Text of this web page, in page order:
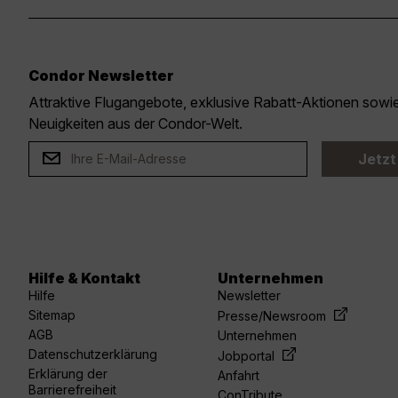
Condor Newsletter
Attraktive Flugangebote, exklusive Rabatt-Aktionen
Neuigkeiten aus der Condor-Welt.
Jetzt
Hilfe & Kontakt
Hilfe
Sitemap
AGB
Datenschutzerklärung
Erklärung der
Barrierefreiheit
Unternehmen
Newsletter
Presse/Newsroom
Unternehmen
Jobportal
Anfahrt